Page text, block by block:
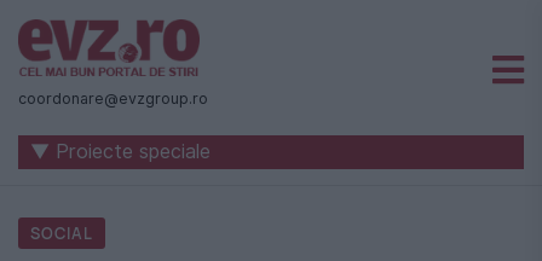
Știri
naționale
internaționale
România
coordonare@evzgroup.ro
▼ Proiecte speciale
SOCIAL